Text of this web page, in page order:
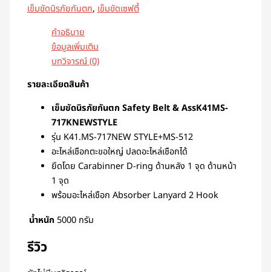
เข็มขัดนิรภัยกันตก,เข็มขัดเซฟตี้
คำอธิบาย
ข้อมูลเพิ่มเติม
บทวิจารณ์ (0)
รายละเอียดสินค้า
เข็มขัดนิรภัยกันตก Safety Belt & AssK41MS-
717KNEWSTYLE
รุ่น K41.MS-717NEW STYLE+MS-512
อะไหล่เชือกตะขอใหญ่ ปลดอะไหล่เชือกได้
ยึดโดย Carabinner D-ring ด้านหลัง 1 จุด ด้านหน้า
1 จุด
พร้อมอะไหล่เชือก Absorber Lanyard 2 Hook
น้ำหนัก 5000 กรัม
รีวิว